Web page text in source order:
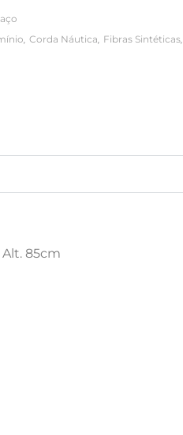
, Corda Náutica, Fibras Sintéticas,
Alt. 85cm